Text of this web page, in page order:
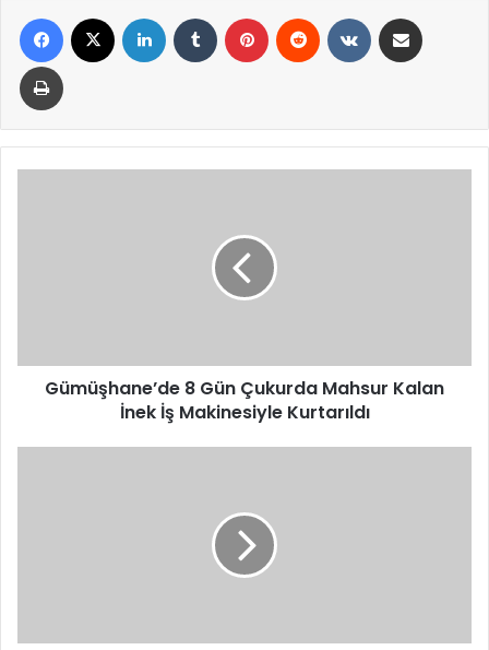
Facebook LinkedIn Tumblr Pinterest Reddit VKontakte
Yazdır
Makinesiyle
Kurtarıldı
Gümüşhane’de 8 Gün Çukurda Mahsur Kalan
İnek İş Makinesiyle Kurtarıldı